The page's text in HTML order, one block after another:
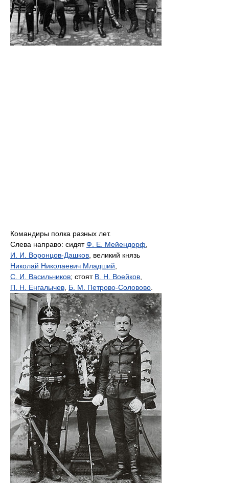
Командиры полка разных лет.
Слева направо: сидятФ. Е. Мейендорф
И. И. Воронцов-Дашков , великий князь
Николай Николаевич Младший
С. И. Васильчиков; стоят В. Н. Воейков
П. Н. Енгалычев Б. М. Петрово-Соловово